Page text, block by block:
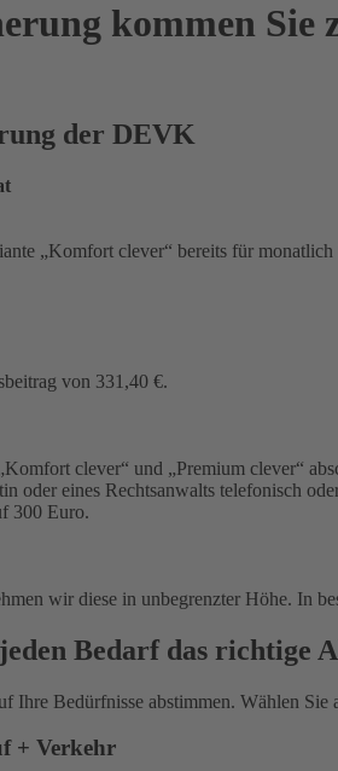
kommen Sie
der DEVK
„Komfort clever“ bereits für
von 331,40 €.
clever“ und „Premium clever“
oder eines Rechtsanwalts telefonisch
300 Euro.
wir diese in unbegrenzter Höhe. In
Bedarf das richtige
Ihre Bedürfnisse abstimmen. Wählen
+ Verkehr